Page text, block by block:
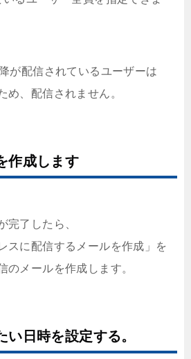
が配信されているユーザーは
め、配信されません。
作成します
完了したら、
スに配信するメールを作成」を
のメールを作成します。
い日時を設定する。